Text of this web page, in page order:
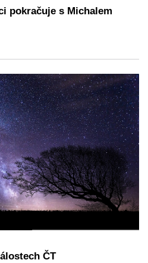
pokračuje s Michalem
ČT